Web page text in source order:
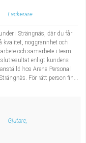
Lackerare
i Strängnäs, där du får
kvalitet, noggrannhet och
och samarbete i team,
enligt kundens
hos Arena Personal
För rätt person fin...
Gjutare,